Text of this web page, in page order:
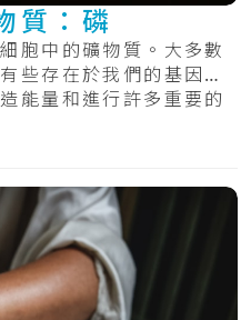
質：磷
胞中的礦物質。大多數
些存在於我們的基因
能量和進行許多重要的